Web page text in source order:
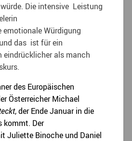
Die intensive Leistung
emotionale Würdigung
das ist für ein
eindrücklicher als manch
des Europäischen
Österreicher Michael
, der Ende Januar in die
kommt. Der
Juliette Binoche und Daniel